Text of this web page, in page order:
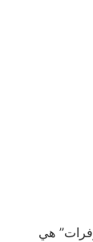
هي